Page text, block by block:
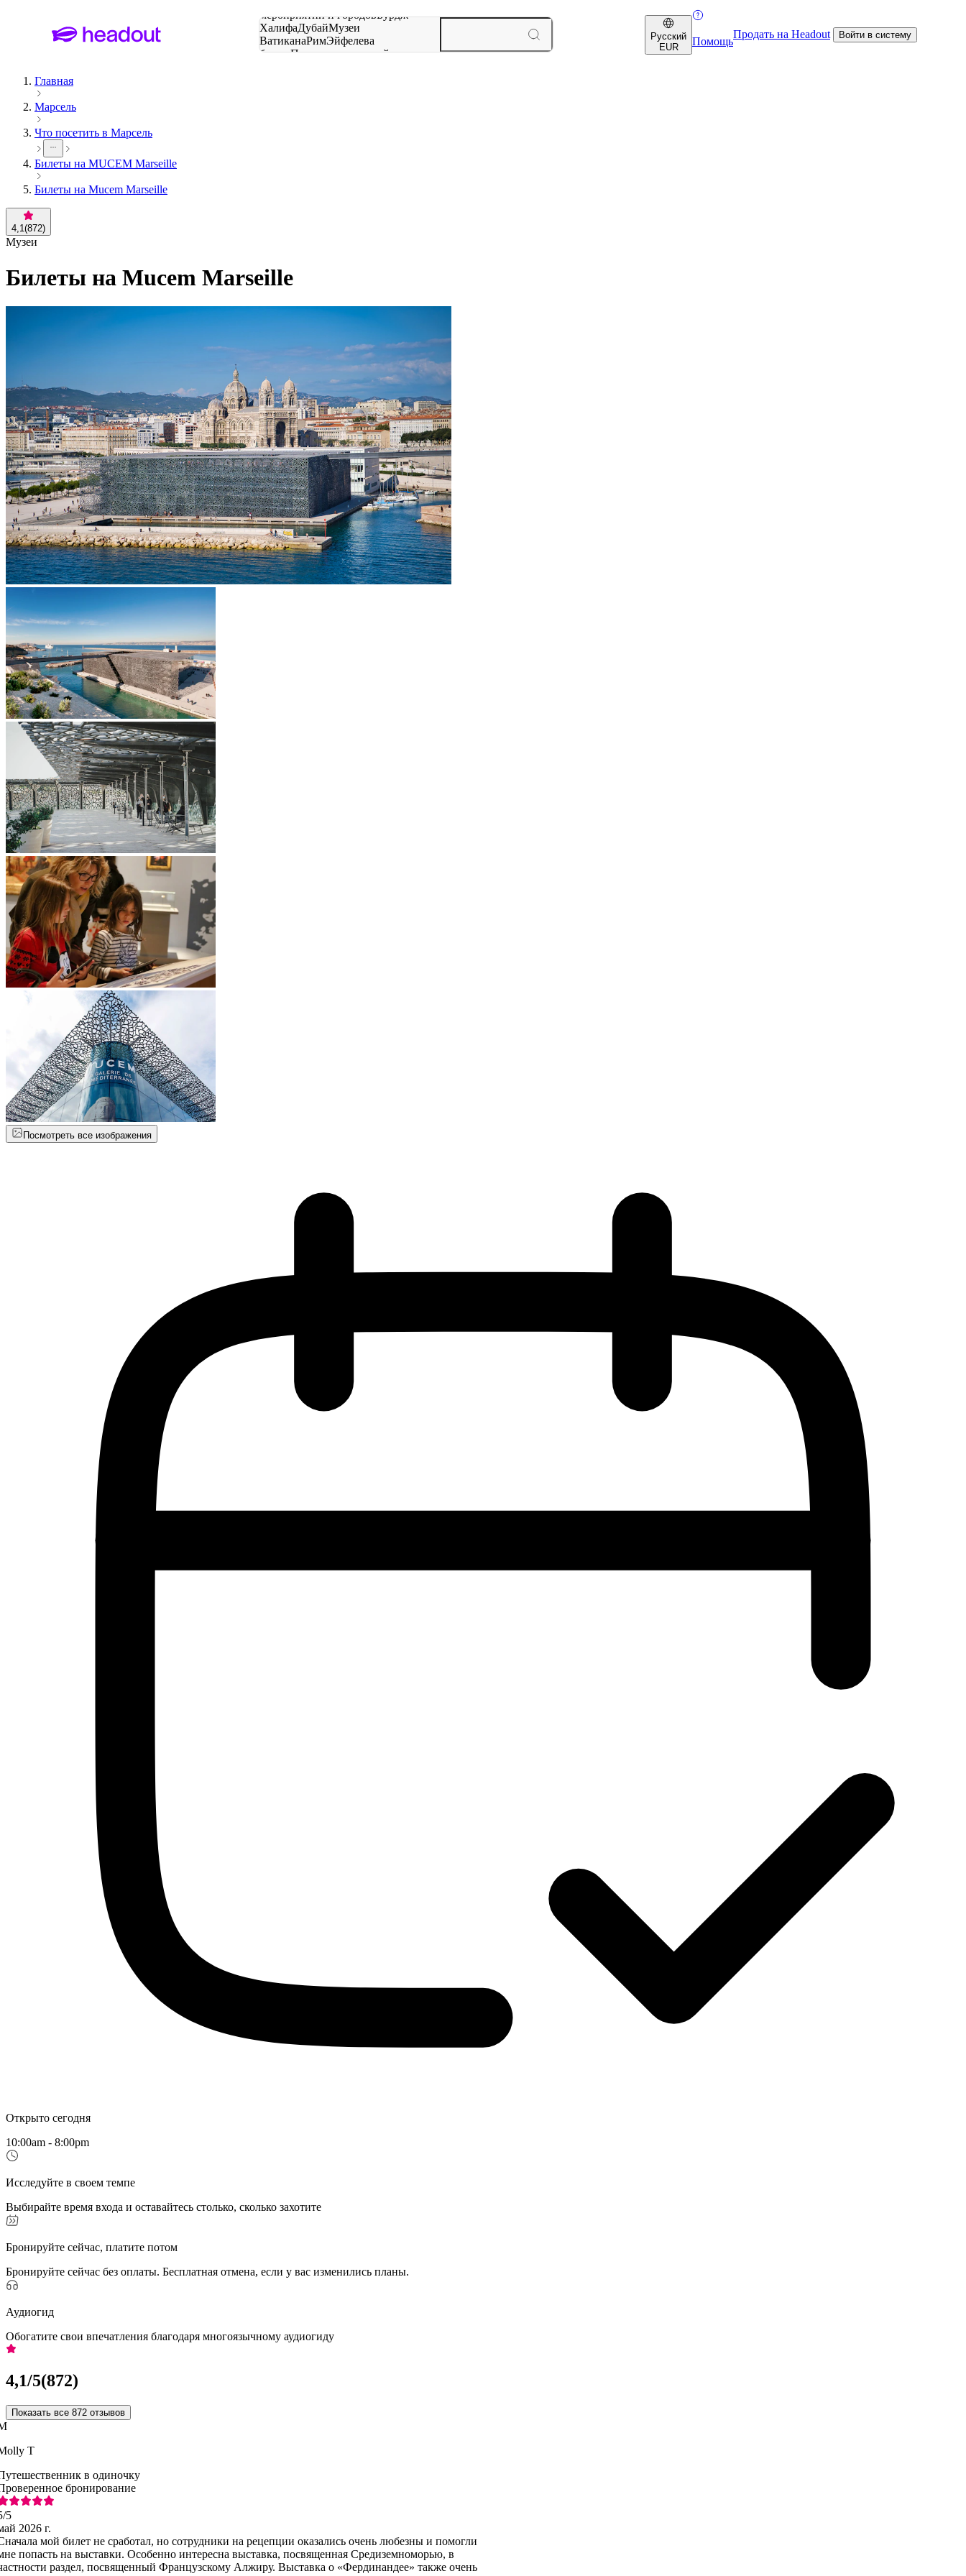
мероприятий и городовБурдж-
ХалифаДубайМузеи
ВатиканаРимЭйфелева
башняПарижмероприятий и
Русский
EUR
Помощь
Продать на Headout Войти в систему
Главная
Марсель
Что посетить в Марсель
Билеты на MUCEM Marseille
Билеты на Mucem Marseille
4,1(872)
Музеи
Билеты на Mucem Marseille
Посмотреть все изображения
Открыто сегодня
10:00am - 8:00pm
Исследуйте в своем темпе
Выбирайте время входа и оставайтесь столько, сколько захотите
Бронируйте сейчас, платите потом
Бронируйте сейчас без оплаты. Бесплатная отмена, если у вас изменились планы.
Аудиогид
Обогатите свои впечатления благодаря многоязычному аудиогиду
4,1/5(872)
Показать все 872 отзывов
T
в одиночку
бронирование
/5
2026 г.
мой билет не сработал, но сотрудники на рецепции оказались очень любезны и помогли
попасть на выставки. Особенно интересна выставка, посвященная Средиземноморью, в
раздел, посвященный Французскому Алжиру. Выставка о «Фердинандее» также очень